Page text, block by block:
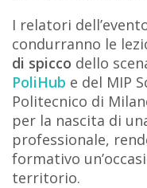
I relatori
condurranno le
di spicco dello
PoliHub e del MIP
Politecnico di
per la nascita di
professionale,
formativo
territorio.